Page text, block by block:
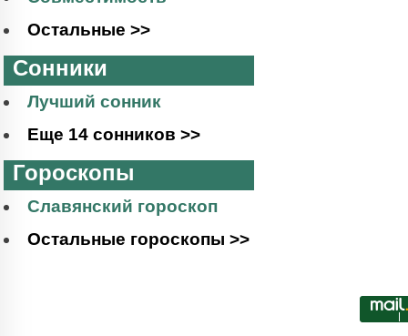
Остальные >>
Сонники
Лучший сонник
Еще 14 сонников >>
Гороскопы
Славянский гороскоп
Остальные гороскопы >>